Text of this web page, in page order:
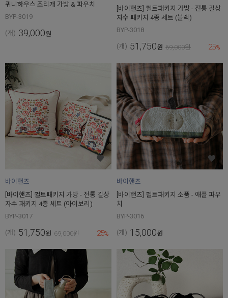
퀴니하우스 조리개 가방 & 파우치
BYP-3019
(개) 39,000원
[바이핸즈] 퀼트패키지 가방 - 전통 길상
자수 패키지 4종 세트 (블랙)
BYP-3018
(개) 51,750원 69,000원 25%
바이핸즈
[바이핸즈] 퀼트패키지 가방 - 전통 길상
자수 패키지 4종 세트 (아이보리)
BYP-3017
(개) 51,750원 69,000원 25%
바이핸즈
[바이핸즈] 퀼트패키지 소품 - 애플 파우
치
BYP-3016
(개) 15,000원